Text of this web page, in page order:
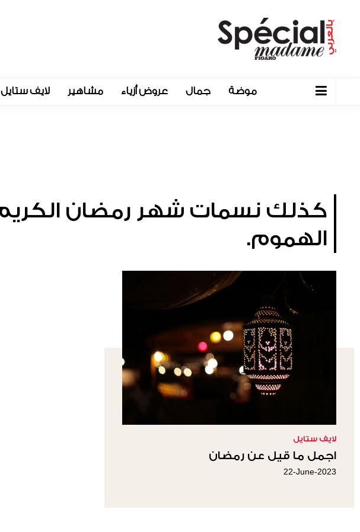
موضة جمال عروض أزياء مشاهير لايف ستايل
كذلك نسمات شهر رمضان الكريم
الهموم.
لايف ستايل
اجمل ما قيل عن رمضان
22-June-2023